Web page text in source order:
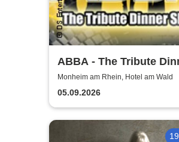
ABBA - The Tribute
Show
Monheim am Rhein, Hotel am Wald
05.09.2026